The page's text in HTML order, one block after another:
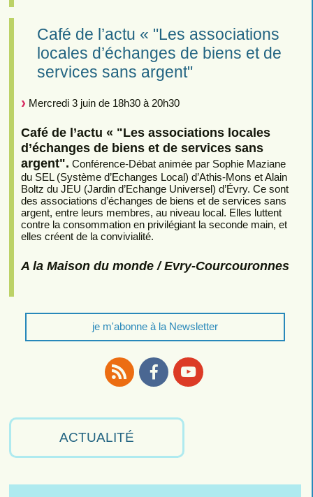
Café de l’actu « "Les associations
locales d’échanges de biens et de
services sans argent"
Mercredi 3 juin de 18h30 à 20h30
Café de l’actu « "Les associations locales
d’échanges de biens et de services sans
argent". Conférence-Débat animée par Sophie Maziane
du SEL (Système d’Echanges Local) d’Athis-Mons et Alain
Boltz du JEU (Jardin d’Echange Universel) d’Évry. Ce sont
des associations d’échanges de biens et de services sans
argent, entre leurs membres, au niveau local. Elles luttent
contre la consommation en privilégiant la seconde main, et
elles créent de la convivialité.
A la Maison du monde / Evry-Courcouronnes
je m'abonne à la Newsletter
ACTUALITÉ